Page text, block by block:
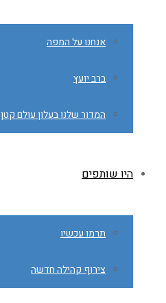
אנחנו על המפה
ברב יועץ
המדור שלנו בעלון עולם קטן
היו שותפים
תרמו עכשיו
צירוף קהילה חדשה